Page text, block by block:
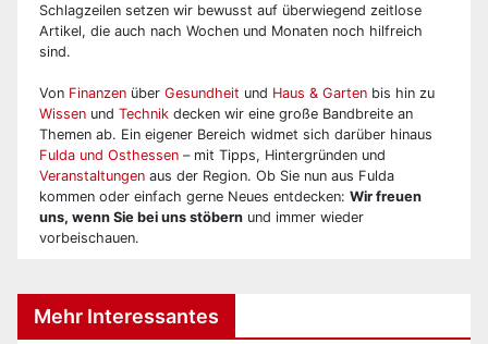
Schlagzeilen setzen wir bewusst auf überwiegend zeitlose
Artikel, die auch nach Wochen und Monaten noch hilfreich
sind.
Von Finanzen über Gesundheit und Haus & Garten bis hin zu
Wissen und Technik decken wir eine große Bandbreite an
Themen ab. Ein eigener Bereich widmet sich darüber hinaus
Fulda und Osthessen – mit Tipps, Hintergründen und
Veranstaltungen aus der Region. Ob Sie nun aus Fulda
kommen oder einfach gerne Neues entdecken: Wir freuen
uns, wenn Sie bei uns stöbern und immer wieder
vorbeischauen.
Mehr Interessantes